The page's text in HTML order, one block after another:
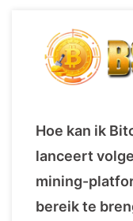
Hoe kan ik
lanceert
mining-
bereik te